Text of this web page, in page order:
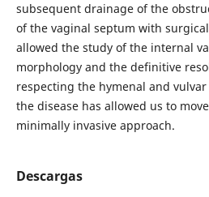
subsequent drainage of the
of the vaginal septum with
allowed the study of the internal
morphology and the definitive
respecting the hymenal and
the disease has allowed us to
minimally invasive approach.
Descargas